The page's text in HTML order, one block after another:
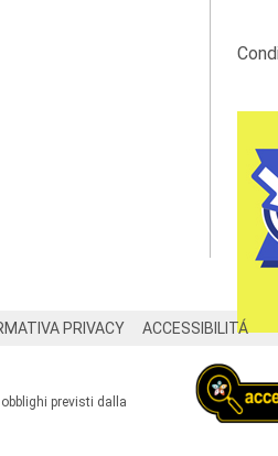
PRIVACY ACCESSIBILITÁ
previsti dalla